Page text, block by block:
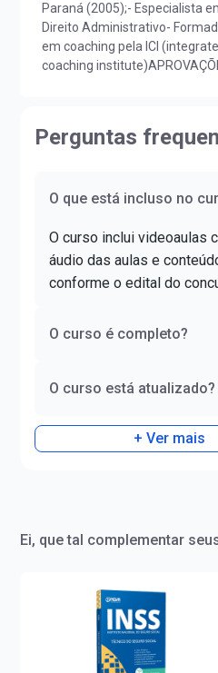
Paraná (2005);- Especialista
Direito Administrativo-
em coaching pela ICI
coaching
Municipal de Pinhais
Policia Rodoviária Federal
Santa Catarina (Analista
Judiciário 2011 - 23º lugar);-
Tribunal Regional Eleitoral do
Tribunal Superior Eleitoral
Paraná (Analista de Controle).
Perguntas
O que está incluso no
O curso inclui videoaulas
áudio das aulas e
conforme o edital do
O curso é completo?
O curso está atualizado?
+ Ver mais
Ei, que tal complementar